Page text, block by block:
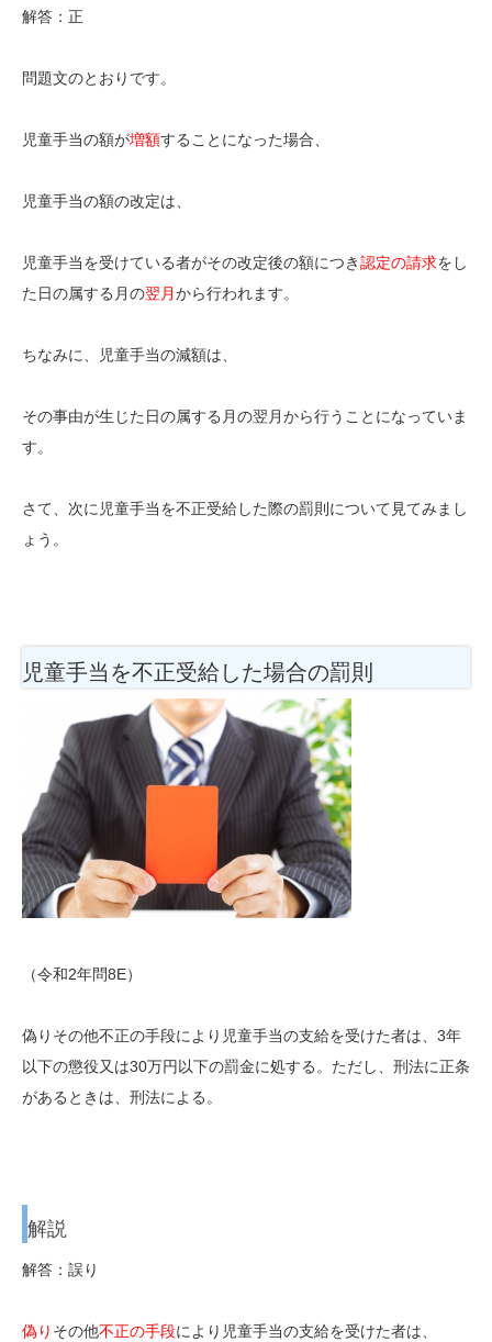
解答：正
問題文のとおりです。
児童手当の額が増額することになった場合、
児童手当の額の改定は、
児童手当を受けている者がその改定後の額につき認定の請求をし
た日の属する月の翌月から行われます。
ちなみに、児童手当の減額は、
その事由が生じた日の属する月の翌月から行うことになっていま
す。
さて、次に児童手当を不正受給した際の罰則について見てみまし
ょう。
児童手当を不正受給した場合の罰則
（令和2年問8E）
偽りその他不正の手段により児童手当の支給を受けた者は、3年
以下の懲役又は30万円以下の罰金に処する。ただし、刑法に正条
があるときは、刑法による。
解説
解答：誤り
偽り その他不正の手段により児童手当の支給を受けた者は、